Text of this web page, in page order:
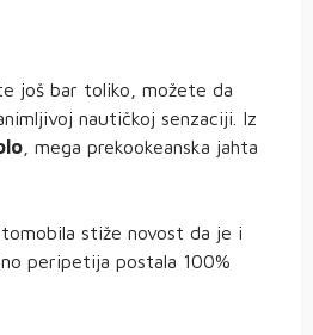
još bar toliko, možete da
nautičkoj senzaciji. Iz
, mega prekookeanska jahta
stiže novost da je i
peripetija postala 100%